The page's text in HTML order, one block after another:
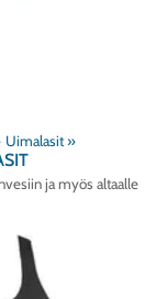
Uimalasit ‪»
ja myös altaalle